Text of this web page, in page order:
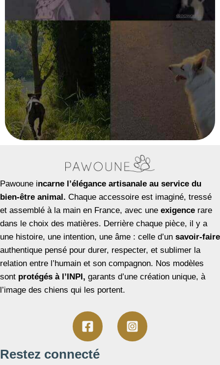
Pawoune incarne l’élégance artisanale au service du
bien-être animal. Chaque accessoire est imaginé, tressé
et assemblé à la main en France, avec une exigence rare
dans le choix des matières. Derrière chaque pièce, il y a
une histoire, une intention, une âme : celle d’un savoir-faire
authentique pensé pour durer, respecter, et sublimer la
relation entre l’humain et son compagnon. Nos modèles
sont protégés à l’INPI, garants d’une création unique, à
l’image des chiens qui les portent.
Restez connecté